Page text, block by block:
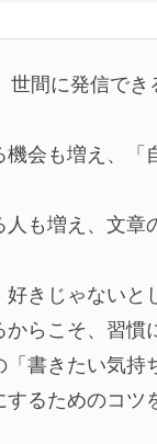
世間に発信で
会も増え、
人も増え、文
好きじゃないと
からこそ、習
「書きたい気持
するためのコツ